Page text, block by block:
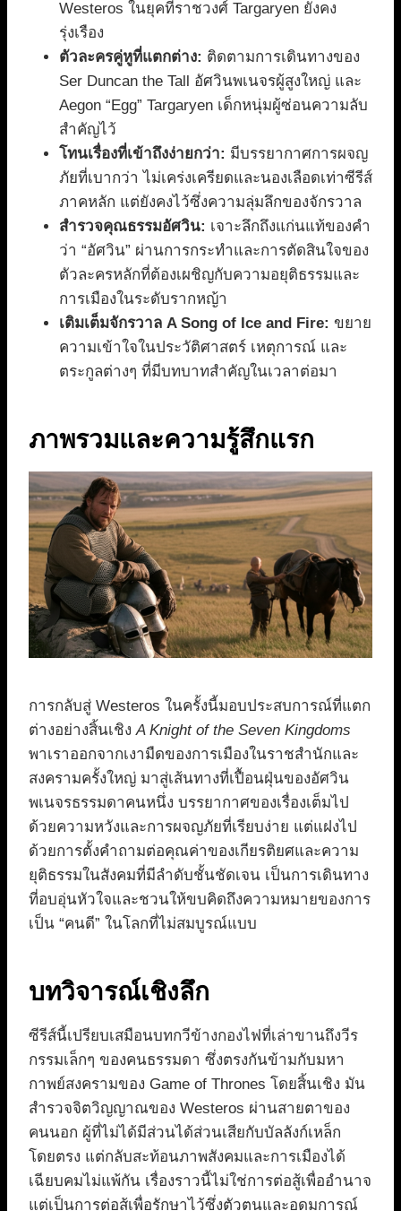
Westeros ในยุคที่ราชวงศ์ Targaryen ยังคง
รุ่งเรือง
ตัวละครคู่หูที่แตกต่าง: ติดตามการเดินทางของ
Ser Duncan the Tall อัศวินพเนจรผู้สูงใหญ่ และ
Aegon “Egg” Targaryen เด็กหนุ่มผู้ซ่อนความลับ
สำคัญไว้
โทนเรื่องที่เข้าถึงง่ายกว่า: มีบรรยากาศการผจญ
ภัยที่เบากว่า ไม่เคร่งเครียดและนองเลือดเท่าซีรีส์
ภาคหลัก แต่ยังคงไว้ซึ่งความลุ่มลึกของจักรวาล
สำรวจคุณธรรมอัศวิน: เจาะลึกถึงแก่นแท้ของคำ
ว่า “อัศวิน” ผ่านการกระทำและการตัดสินใจของ
ตัวละครหลักที่ต้องเผชิญกับความอยุติธรรมและ
การเมืองในระดับรากหญ้า
เติมเต็มจักรวาล A Song of Ice and Fire: ขยาย
ความเข้าใจในประวัติศาสตร์ เหตุการณ์ และ
ตระกูลต่างๆ ที่มีบทบาทสำคัญในเวลาต่อมา
ภาพรวมและความรู้สึกแรก
การกลับสู่ Westeros ในครั้งนี้มอบประสบการณ์ที่แตก
ต่างอย่างสิ้นเชิงA Knight of the Seven Kingdoms
พาเราออกจากเงามืดของการเมืองในราชสำนักและ
สงครามครั้งใหญ่ มาสู่เส้นทางที่เปื้อนฝุ่นของอัศวิน
พเนจรธรรมดาคนหนึ่ง บรรยากาศของเรื่องเต็มไป
ด้วยความหวังและการผจญภัยที่เรียบง่าย แต่แฝงไป
ด้วยการตั้งคำถามต่อคุณค่าของเกียรติยศและความ
ยุติธรรมในสังคมที่มีลำดับชั้นชัดเจน เป็นการเดินทาง
ที่อบอุ่นหัวใจและชวนให้ขบคิดถึงความหมายของการ
เป็น “คนดี” ในโลกที่ไม่สมบูรณ์แบบ
บทวิจารณ์เชิงลึก
ซีรีส์นี้เปรียบเสมือนบทกวีข้างกองไฟที่เล่าขานถึงวีร
กรรมเล็กๆ ของคนธรรมดา ซึ่งตรงกันข้ามกับมหา
กาพย์สงครามของ Game of Thrones โดยสิ้นเชิง มัน
สำรวจจิตวิญญาณของ Westeros ผ่านสายตาของ
คนนอก ผู้ที่ไม่ได้มีส่วนได้ส่วนเสียกับบัลลังก์เหล็ก
โดยตรง แต่กลับสะท้อนภาพสังคมและการเมืองได้
เฉียบคมไม่แพ้กัน เรื่องราวนี้ไม่ใช่การต่อสู้เพื่ออำนาจ
แต่เป็นการต่อสู้เพื่อรักษาไว้ซึ่งตัวตนและอุดมการณ์